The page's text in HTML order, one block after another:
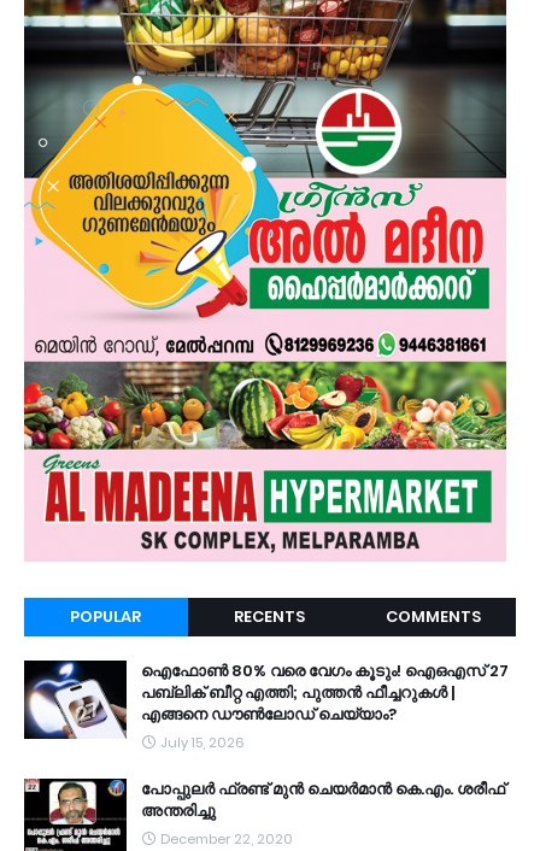
POPULAR RECENTS COMMENTS
ഐഫോൺ 80% വരെ വേഗം കൂടും! ഐഒഎസ് 27
പബ്ലിക് ബീറ്റ എത്തി; പുത്തൻ ഫീച്ചറുകൾ |
എങ്ങനെ ഡൗൺലോഡ് ചെയ്യാം?
July 15, 2026
പോപ്പുലർ ഫ്രണ്ട്​ മുൻ ചെയർമാൻ കെ.എം. ശരീഫ്​
അന്തരിച്ചു
December 22, 2020